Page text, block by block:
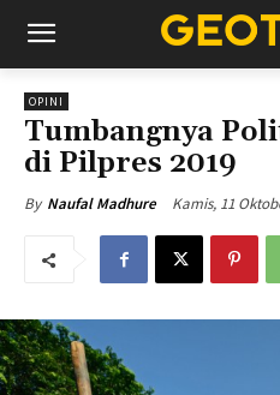
OPINI
Tumbangnya
di Pilpres 2019
By Naufal Madhure Kamis, 11